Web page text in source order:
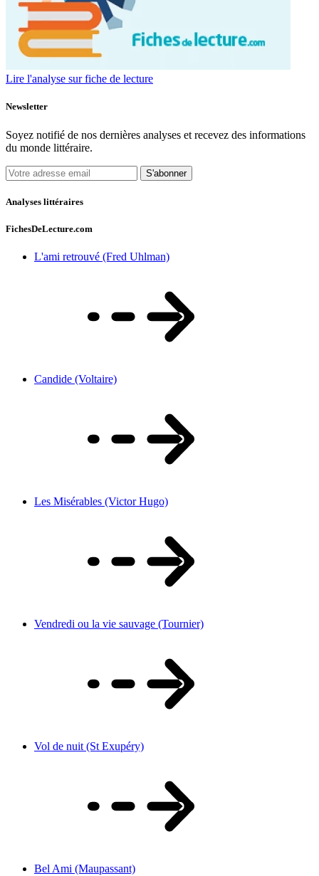
Lire l'analyse sur fiche de lecture
Newsletter
Soyez notifié de nos dernières analyses et recevez des informations
du monde littéraire.
S'abonner
Analyses littéraires
FichesDeLecture.com
L'ami retrouvé (Fred Uhlman)
Candide (Voltaire)
Les Misérables (Victor Hugo)
Vendredi ou la vie sauvage (Tournier)
Vol de nuit (St Exupéry)
Bel Ami (Maupassant)